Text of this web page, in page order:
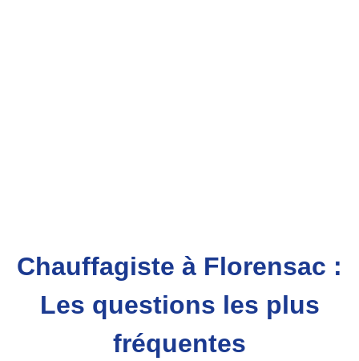
Chauffagiste à Florensac :
Les questions les plus
fréquentes